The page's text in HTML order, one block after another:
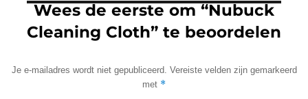
Wees de eerste om “Nubuck
Cleaning Cloth” te beoordelen
Je e-mailadres wordt niet gepubliceerd. Vereiste velden zijn gemarkeerd
met *